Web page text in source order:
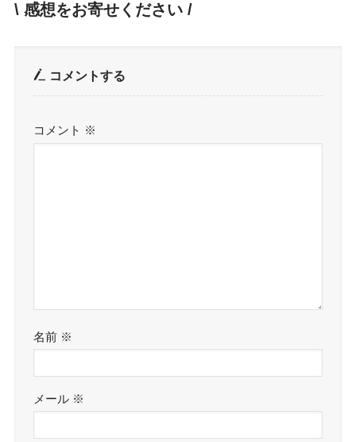
\ 感想をお寄せください /
コメントする
コメント ※
名前 ※
メール ※